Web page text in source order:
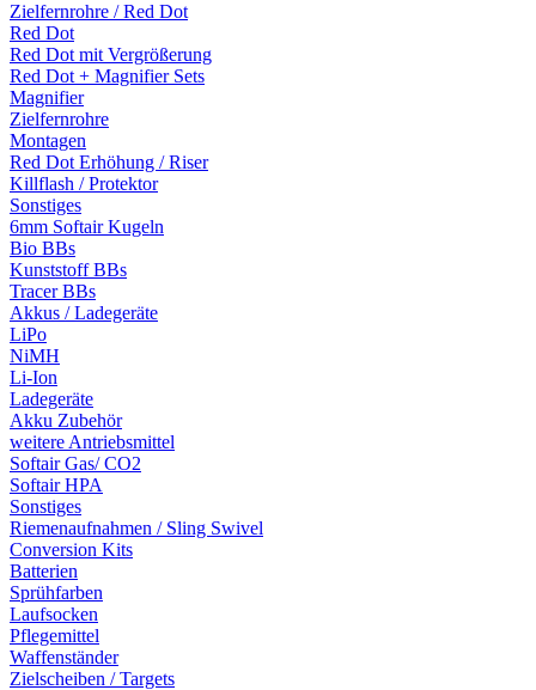
Zielfernrohre / Red Dot
Red Dot
Red Dot mit Vergrößerung
Red Dot + Magnifier Sets
Magnifier
Zielfernrohre
Montagen
Red Dot Erhöhung / Riser
Killflash / Protektor
Sonstiges
6mm Softair Kugeln
Bio BBs
Kunststoff BBs
Tracer BBs
Akkus / Ladegeräte
LiPo
NiMH
Li-Ion
Ladegeräte
Akku Zubehör
weitere Antriebsmittel
Softair Gas/ CO2
Softair HPA
Sonstiges
Riemenaufnahmen / Sling Swivel
Conversion Kits
Batterien
Sprühfarben
Laufsocken
Pflegemittel
Waffenständer
Zielscheiben / Targets